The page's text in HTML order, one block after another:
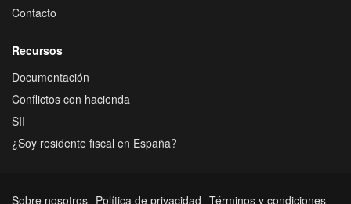
Contacto
Recursos
Documentación
Conflictos con hacienda
SII
¿Soy residente fiscal en España?
Sobre nosotros Política de privacidad Términos y condiciones